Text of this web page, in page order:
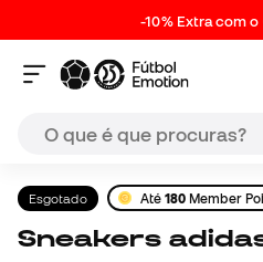
-10% Extra com o
Esgotado Até 180 Member
Sneakers